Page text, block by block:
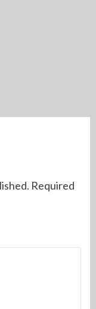
Required